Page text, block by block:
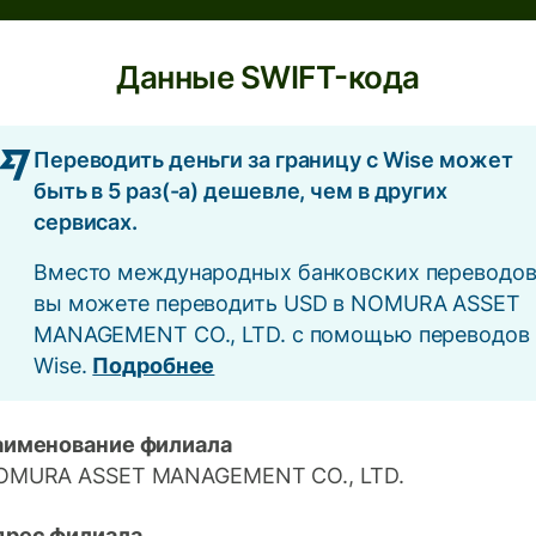
Данные SWIFT-кода
Переводить деньги за границу с Wise может
быть в 5 раз(-а) дешевле, чем в других
сервисах.
Вместо международных банковских переводов
вы можете переводить USD в NOMURA ASSET
MANAGEMENT CO., LTD. с помощью переводов
Wise. Подробнее
филиала
ASSET MANAGEMENT CO., LTD.